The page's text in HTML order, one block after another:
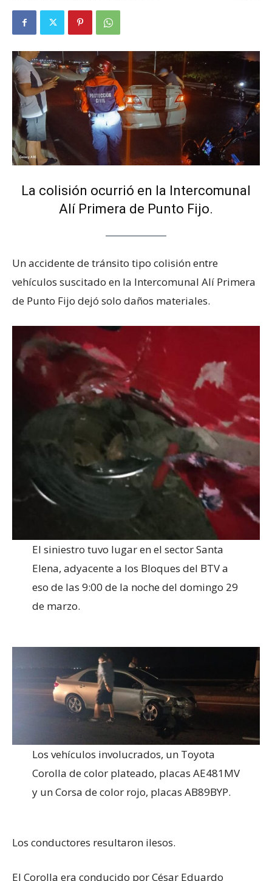
La colisión ocurrió en la Intercomunal
Alí Primera de Punto Fijo.
Un accidente de tránsito tipo colisión entre
vehículos suscitado en la Intercomunal Alí Primera
de Punto Fijo dejó solo daños materiales.
El siniestro tuvo lugar en el sector Santa
Elena, adyacente a los Bloques del BTV a
eso de las 9:00 de la noche del domingo 29
de marzo.
Los vehículos involucrados, un Toyota
Corolla de color plateado, placas AE481MV
y un Corsa de color rojo, placas AB89BYP.
Los conductores resultaron ilesos.
El Corolla era conducido por César Eduardo